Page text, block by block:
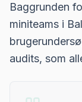
Baggrunden
miniteams i
audits, som